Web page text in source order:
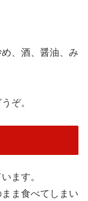
、酒、醤油、み
ぞ。
ます。
ま食べてしまい